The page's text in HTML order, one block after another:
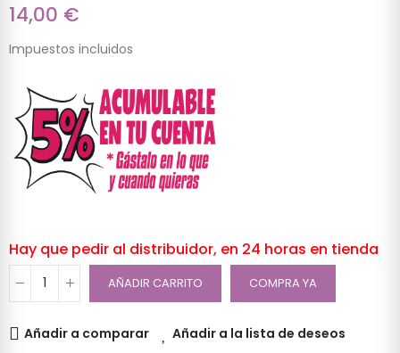
14,00 €
Impuestos incluidos
Hay que pedir al distribuidor, en 24 horas en tienda
AÑADIR CARRITO COMPRA YA
Añadir a comparar Añadir a la lista de deseos